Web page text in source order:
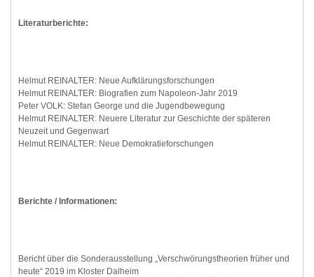
Literaturberichte:
Helmut REINALTER: Neue Aufklärungsforschungen
Helmut REINALTER: Biografien zum Napoleon-Jahr 2019
Peter VOLK: Stefan George und die Jugendbewegung
Helmut REINALTER: Neuere Literatur zur Geschichte der späteren
Neuzeit und Gegenwart
Helmut REINALTER: Neue Demokratieforschungen
Berichte / Informationen:
Bericht über die Sonderausstellung „Verschwörungstheorien früher und
heute“ 2019 im Kloster Dalheim